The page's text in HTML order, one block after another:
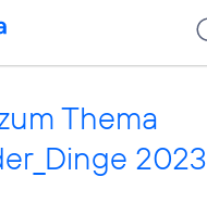
Thema
2023